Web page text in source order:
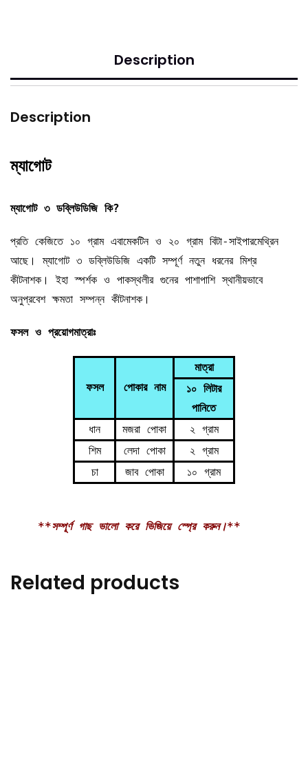
Description
Description
ম্যাগোট
ম্যাগোট ৩ ডব্লিউডিজি কি?
প্রতি কেজিতে ১০ গ্রাম এবামেকটিন ও ২০ গ্রাম বিটা-সাইপারমেথ্রিন
আছে। ম্যাগোট ৩ ডব্লিউডিজি একটি সম্পূর্ণ নতুন ধরনের মিশ্র
কীটনাশক। ইহা স্পর্শক ও পাকস্থলীর গুনের পাশাপাশি স্থানীয়ভাবে
অনুপ্রবেশ ক্ষমতা সম্পন্ন কীটনাশক।
ফসল ও প্রয়োগমাত্রাঃ
ফসল পোকার নাম
মাত্রা
১০ ‍লিটার
পানিতে
ধান
মজরা পোকা
২ গ্রাম
শিম
লেদা পোকা
২ গ্রাম
চা
জাব পোকা ১০ গ্রাম
**সম্পূর্ণ গাছ ভালো করে ভিজিয়ে স্প্রে করুন।**
Related products